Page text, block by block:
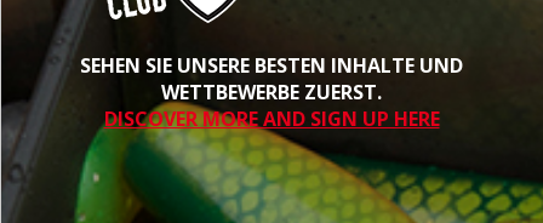
SEHEN SIE UNSERE BESTEN INHALTE UND
WETTBEWERBE ZUERST.
DISCOVER MORE AND SIGN UP HERE